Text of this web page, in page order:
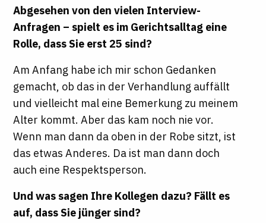
Abgesehen von den vielen Interview-
Anfragen – spielt es im Gerichtsalltag eine
Rolle, dass Sie erst 25 sind?
Am Anfang habe ich mir schon Gedanken
gemacht, ob das in der Verhandlung auffällt
und vielleicht mal eine Bemerkung zu meinem
Alter kommt. Aber das kam noch nie vor.
Wenn man dann da oben in der Robe sitzt, ist
das etwas Anderes. Da ist man dann doch
auch eine Respektsperson.
Und was sagen Ihre Kollegen dazu? Fällt es
auf, dass Sie jünger sind?